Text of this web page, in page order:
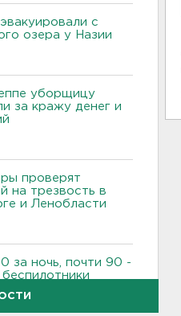
с
озера у Назии
уборщицу
за кражу денег и
проверят
на трезвость в
и Ленобласти
за ночь, почти 90 -
России